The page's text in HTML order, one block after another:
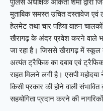
पुलिस अधीक्षक अंकिता शर्मा
मुताबिक समस्त उचित दस्तावेज एवं
हेलमेट तथा चार पहिया वाहन
खैरागढ़ के अंदर प्रवेश करने वाले
जा रहा है। जिससे खैरागढ़ में
अत्यंत ट्रैफिक का दबाव एवं
राहत मिलने लगी है। एसपी
किसी प्रकार की होने वाली
सहयोगिता प्रदान करने की